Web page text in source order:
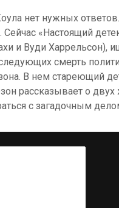
нет нужных
«Настоящий
и Вуди Харрельсон),
смерть
В нем стареющий
рассказывает о
с загадочным